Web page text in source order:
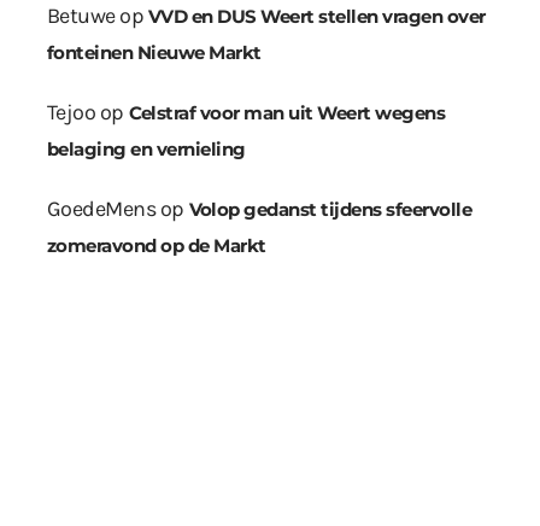
Betuweop VVD en DUS Weert stellen vragen over
fonteinen Nieuwe Markt
Tejoo op Celstraf voor man uit Weert wegens
belaging en vernieling
GoedeMensop Volop gedanst tijdens sfeervolle
zomeravond op de Markt